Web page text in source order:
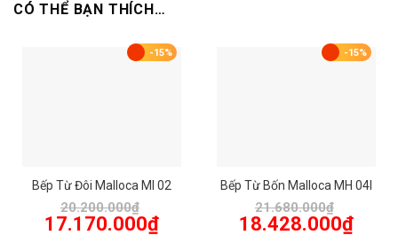
CÓ THỂ BẠN THÍCH…
-15%
Bếp Từ Đôi Malloca MI 02
20.200.000₫
Giá
gốc
17.170.000₫Giá
-15%
Bếp Từ Bốn Malloca MH 04I
21.680.000₫
Giá
gốc
18.428.000₫Giá